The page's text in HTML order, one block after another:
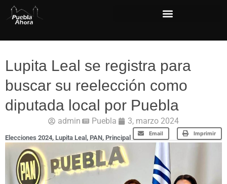
Lupita Leal se registra para
buscar su reelección como
diputada local por Puebla
admin Puebla 3, marzo 2024
Email Imprimir
Elecciones 2024, Lupita Leal, PAN, Principal